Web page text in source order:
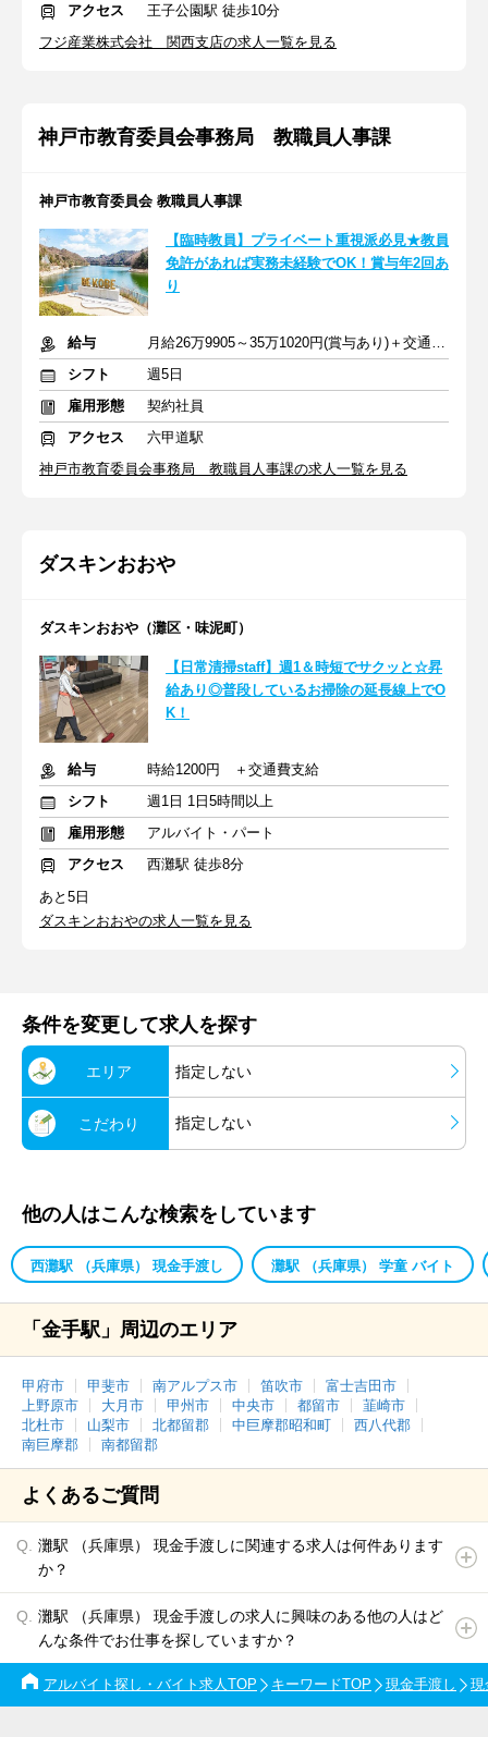
アクセス
王子公園駅 徒歩10分
フジ産業株式会社 関西支店の求人一覧を見る
神戸市教育委員会事務局 教職員人事課
神戸市教育委員会 教職員人事課
【臨時教員】プライベート重視派必見★教員
免許があれば実務未経験でOK！賞与年2回あ
り
給与
月給26万9905～35万1020円(賞与あり)＋交通費支給
シフト
週5日
雇用形態
契約社員
アクセス
六甲道駅
神戸市教育委員会事務局 教職員人事課の求人一覧を見る
ダスキンおおや
ダスキンおおや（灘区・味泥町）
【日常清掃staff】週1＆時短でサクッと☆昇
給あり◎普段しているお掃除の延長線上でO
K！
給与
時給1200円 ＋交通費支給
シフト
週1日 1日5時間以上
雇用形態
アルバイト・パート
アクセス
西灘駅 徒歩8分
あと5日
ダスキンおおやの求人一覧を見る
条件を変更して求人を探す
エリア 指定しない
こだわり 指定しない
他の人はこんな検索をしています
西灘駅 （兵庫県） 現金手渡し 灘駅 （兵庫県） 学童 バイト
「金手駅」周辺のエリア
甲府市 甲斐市 南アルプス市 笛吹市
富士吉田市
上野原市
大月市 甲州市 中央市 都留市
韮崎市
北杜市
山梨市 北都留郡 中巨摩郡昭和町
西八代郡
南巨摩郡
南都留郡
よくあるご質問
灘駅 （兵庫県） 現金手渡しに関連する求人は何件あります
か？
灘駅 （兵庫県） 現金手渡しの求人に興味のある他の人はど
んな条件でお仕事を探していますか？
アルバイト探し・バイト求人TOP キーワードTOP 現金手渡し 現